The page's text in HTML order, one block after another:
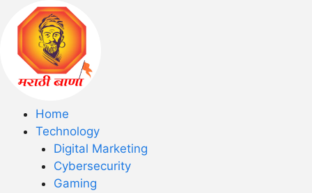
Home
Technology
Digital Marketing
Cybersecurity
Gaming